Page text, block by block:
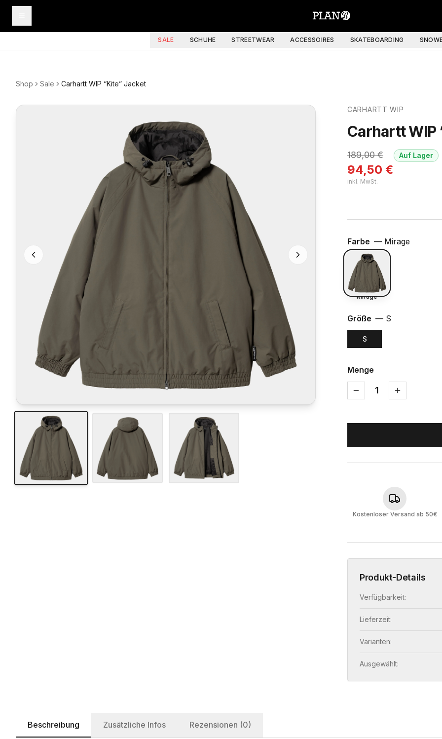
SALE SCHUHE STREETWEAR ACCESSOIRES SKATEBOARDING
Shop Sale Carhartt WIP “Kite” Jacket
CARHARTT WIP
Carhartt WIP
189,00€
94,50 €
inkl. MwSt.
Auf Lager
Farbe — Mirage
Mirage
Größe — S
S
Menge
1
Kostenloser Versand ab 50€
Produkt-Details
Verfügbarkeit:
Lieferzeit:
Varianten:
Ausgewählt:
Beschreibung Zusätzliche Infos Rezensionen (0)